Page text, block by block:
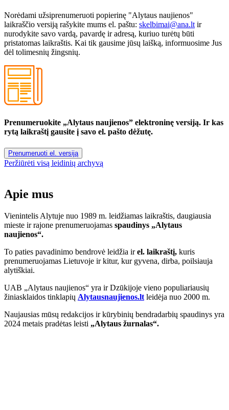
Norėdami užsiprenumeruoti popierinę "Alytaus naujienos"
laikraščio versiją rašykite mums el. paštu: skelbimai@ana.lt ir
nurodykite savo vardą, pavardę ir adresą, kuriuo turėtų būti
pristatomas laikraštis. Kai tik gausime jūsų laišką, informuosime Jus
dėl tolimesnių žingsnių.
Prenumeruokite „Alytaus naujienos” elektroninę versiją. Ir kas
rytą laikraštį gausite į savo el. pašto dėžutę.
Prenumeruoti el. versiją
Peržiūrėti visą leidinių archyvą
Apie mus
Vienintelis Alytuje nuo 1989 m. leidžiamas laikraštis, daugiausia
mieste ir rajone prenumeruojamas spaudinys „Alytaus
naujienos“.
To paties pavadinimo bendrovė leidžia irel. laikraštį, kuris
prenumeruojamas Lietuvoje ir kitur, kur gyvena, dirba, poilsiauja
alytiškiai.
UAB „Alytaus naujienos“ yra ir Dzūkijoje vieno populiariausių
žiniasklaidos tinklapių Alytausnaujienos.lt leidėja nuo 2000 m.
Naujausias mūsų redakcijos ir kūrybinių bendradarbių spaudinys yra
2024 metais pradėtas leisti „Alytaus žurnalas“.